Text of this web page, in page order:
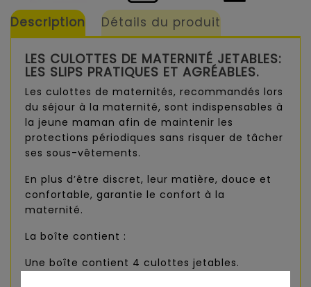
Description Détails du produit
LES CULOTTES DE MATERNITÉ JETABLES:
LES SLIPS PRATIQUES ET AGRÉABLES.
Les culottes de maternités, recommandés lors
du séjour à la maternité, sont indispensables à
la jeune maman afin de maintenir les
protections périodiques sans risquer de tâcher
ses sous-vêtements.
En plus d’être discret, leur matière, douce et
confortable, garantie le confort à la
maternité.
La boîte contient :
Une boîte contient 4 culottes jetables.